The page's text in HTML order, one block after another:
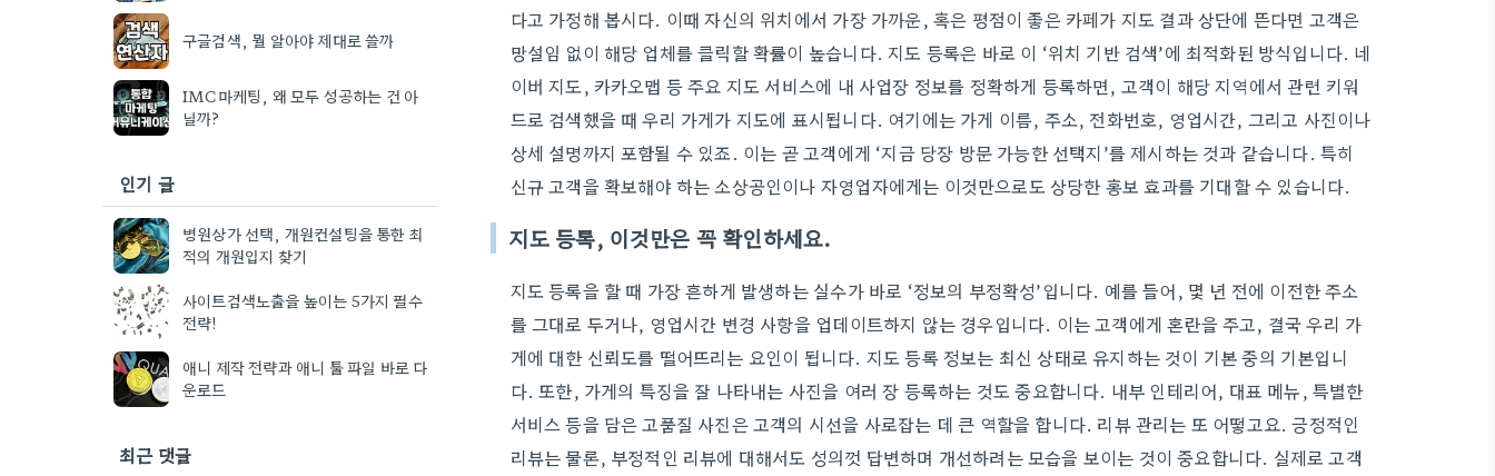
다고 가정해 봅시다. 이때 자신의 위치에서 가장 가까운, 혹은 평점이 좋은 카페가 지도 결과 상단에 뜬다면 고객은
망설임 없이 해당 업체를 클릭할 확률이 높습니다. 지도 등록은 바로 이 ‘위치 기반 검색’에 최적화된 방식입니다. 네
이버 지도, 카카오맵 등 주요 지도 서비스에 내 사업장 정보를 정확하게 등록하면, 고객이 해당 지역에서 관련 키워
드로 검색했을 때 우리 가게가 지도에 표시됩니다. 여기에는 가게 이름, 주소, 전화번호, 영업시간, 그리고 사진이나
상세 설명까지 포함될 수 있죠. 이는 곧 고객에게 ‘지금 당장 방문 가능한 선택지’를 제시하는 것과 같습니다. 특히
신규 고객을 확보해야 하는 소상공인이나 자영업자에게는 이것만으로도 상당한 홍보 효과를 기대할 수 있습니다.
지도 등록, 이것만은 꼭 확인하세요.
지도 등록을 할 때 가장 흔하게 발생하는 실수가 바로 ‘정보의 부정확성’입니다. 예를 들어, 몇 년 전에 이전한 주소
를 그대로 두거나, 영업시간 변경 사항을 업데이트하지 않는 경우입니다. 이는 고객에게 혼란을 주고, 결국 우리 가
게에 대한 신뢰도를 떨어뜨리는 요인이 됩니다. 지도 등록 정보는 최신 상태로 유지하는 것이 기본 중의 기본입니
다. 또한, 가게의 특징을 잘 나타내는 사진을 여러 장 등록하는 것도 중요합니다. 내부 인테리어, 대표 메뉴, 특별한
서비스 등을 담은 고품질 사진은 고객의 시선을 사로잡는 데 큰 역할을 합니다. 리뷰 관리는 또 어떻고요. 긍정적인
리뷰는 물론, 부정적인 리뷰에 대해서도 성의껏 답변하며 개선하려는 모습을 보이는 것이 중요합니다. 실제로 고객
구글검색, 뭘 알아야 제대로 쓸까
IMC마케팅, 왜 모두 성공하는 건 아
닐까?
인기 글
병원상가 선택, 개원컨설팅을 통한 최
적의 개원입지 찾기
사이트검색노출을 높이는 5가지 필수
전략!
애니 제작 전략과 애니 툴 파일 바로 다
운로드
최근 댓글